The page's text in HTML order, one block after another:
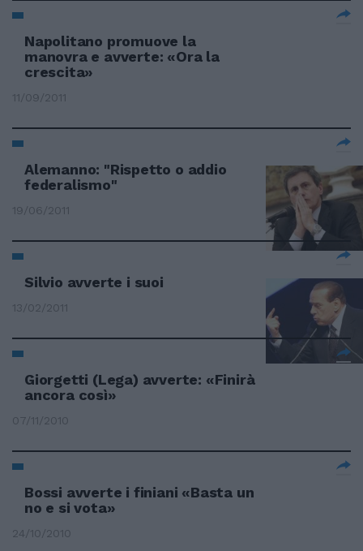
Napolitano promuove la
manovra e avverte: «Ora la
crescita»
11/09/2011
Alemanno: "Rispetto o addio
federalismo"
19/06/2011
Silvio avverte i suoi
13/02/2011
Giorgetti (Lega) avverte: «Finirà
ancora così»
07/11/2010
Bossi avverte i finiani «Basta un
no e si vota»
24/10/2010